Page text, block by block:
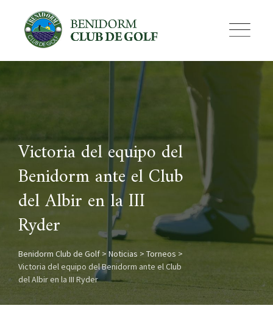
content
Victoria del equipo del
Benidorm ante el Club
del Albir en la III
Ryder
Benidorm Club de Golf > Noticias > Torneos >
Victoria del equipo del Benidorm ante el Club
del Albir en la III Ryder